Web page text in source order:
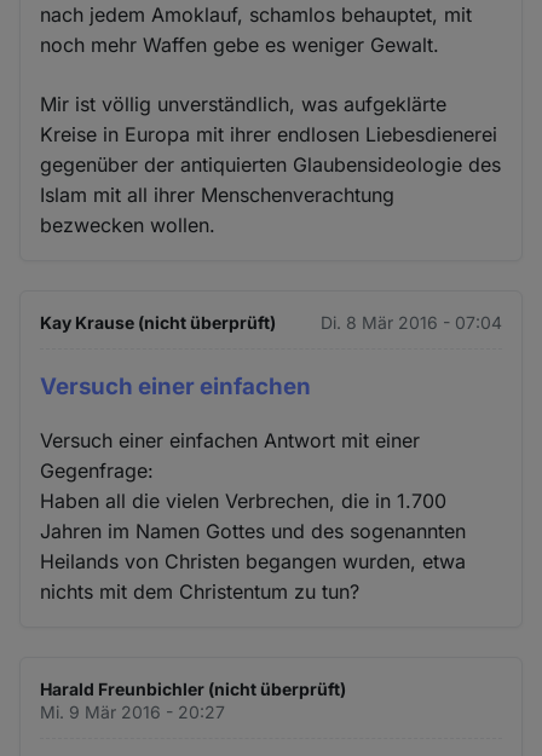
nach jedem Amoklauf, schamlos behauptet, mit
noch mehr Waffen gebe es weniger Gewalt.
Mir ist völlig unverständlich, was aufgeklärte
Kreise in Europa mit ihrer endlosen Liebesdienerei
gegenüber der antiquierten Glaubensideologie des
Islam mit all ihrer Menschenverachtung
bezwecken wollen.
Kay Krause (nicht überprüft) Di. 8 Mär 2016 - 07:04
Versuch einer einfachen
Versuch einer einfachen Antwort mit einer
Gegenfrage:
Haben all die vielen Verbrechen, die in 1.700
Jahren im Namen Gottes und des sogenannten
Heilands von Christen begangen wurden, etwa
nichts mit dem Christentum zu tun?
Harald Freunbichler (nicht überprüft)
Mi. 9 Mär 2016 - 20:27